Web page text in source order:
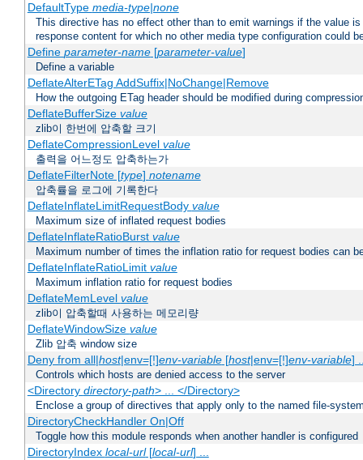
DefaultType media-type|none
This directive has no effect other than to emit warnings if the value
response content for which no other media type configuration could
Define parameter-name[parameter-value]
Define a variable
DeflateAlterETag AddSuffix|NoChange|Remove
How the outgoing ETag header should be modified during
DeflateBufferSize value
zlib이 한번에 압축할 크기
DeflateCompressionLevel value
출력을 어느정도 압축하는가
DeflateFilterNote [type] notename
압축률을 로그에 기록한다
DeflateInflateLimitRequestBody value
Maximum size of inflated request bodies
DeflateInflateRatioBurst value
Maximum number of times the inflation ratio for request bodies can
DeflateInflateRatioLimit value
Maximum inflation ratio for request bodies
DeflateMemLevel value
zlib이 압축할때 사용하는 메모리량
DeflateWindowSize value
Zlib 압축 window size
Deny from all|host|env=[!]env-variable[host|env=[!]env-variable]
Controls which hosts are denied access to the server
<Directory directory-path> ... </Directory>
Enclose a group of directives that apply only to the named file-
DirectoryCheckHandler On|Off
Toggle how this module responds when another handler is configured
DirectoryIndex local-url[local-url] ...